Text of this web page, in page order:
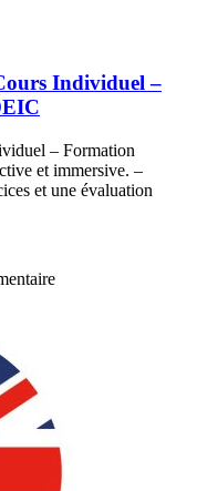
Individuel –
– Formation
et immersive. –
et une évaluation